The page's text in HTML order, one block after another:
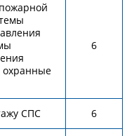
охранные
6
СПС 6